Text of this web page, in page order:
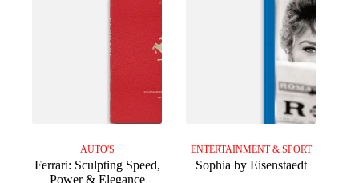
AUTO'S
Ferrari: Sculpting Speed,
Power & Elegance
ENTERTAINMENT & SPORT
Sophia by Eisenstaedt